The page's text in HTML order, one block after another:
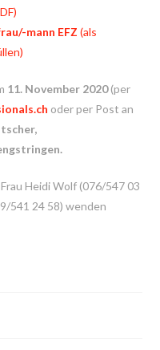
mann EFZ (als
11. November 2020(per
oder per Post an
Heidi Wolf (076/547 03
541 24 58) wenden